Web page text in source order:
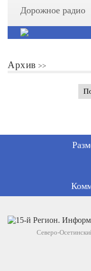
Дорожное радио
Архив
Северо-